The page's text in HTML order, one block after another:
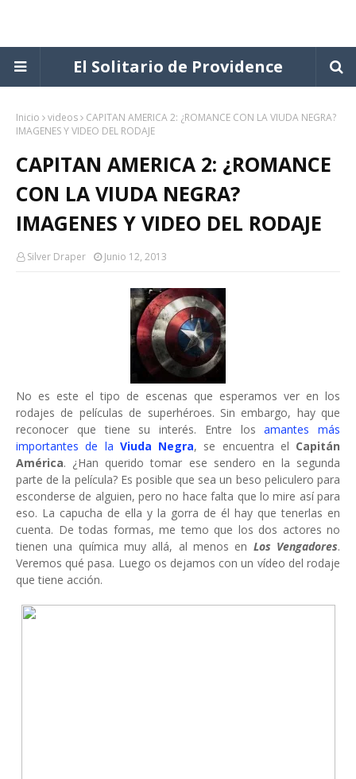
El Solitario de Providence
Inicio videos
CAPITAN AMERICA 2: ¿ROMANCE CON LA VIUDA NEGRA?
IMAGENES Y VIDEO DEL RODAJE
CAPITAN AMERICA 2: ¿ROMANCE
CON LA VIUDA NEGRA?
IMAGENES Y VIDEO DEL RODAJE
Silver Draper Junio 12, 2013
No es este el tipo de escenas que esperamos ver en los
rodajes de películas de superhéroes. Sin embargo, hay que
reconocer que tiene su interés. Entre los amantes más
importantes de la Viuda Negra, se encuentra el Capitán
América. ¿Han querido tomar ese sendero en la segunda
parte de la película? Es posible que sea un beso peliculero para
esconderse de alguien, pero no hace falta que lo mire así para
eso. La capucha de ella y la gorra de él hay que tenerlas en
cuenta. De todas formas, me temo que los dos actores no
tienen una química muy allá, al menos en Los Vengadores.
Veremos qué pasa. Luego os dejamos con un vídeo del rodaje
que tiene acción.